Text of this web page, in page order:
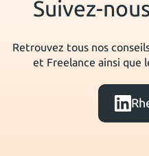
Suivez-
Retrouvez tous nos
et Freelance ainsi que